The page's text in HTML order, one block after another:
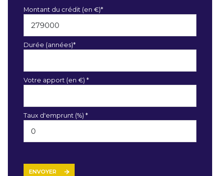
Montant du crédit (en €)*
Durée (années)*
Votre apport (en €) *
Taux d'emprunt (%) *
ENVOYER